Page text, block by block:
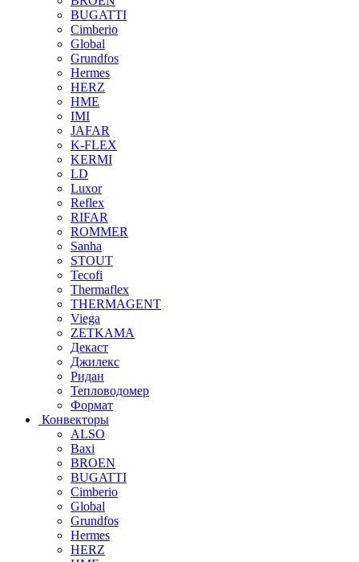
BUGATTI
Cimberio
Global
Grundfos
Hermes
HERZ
HME
IMI
JAFAR
K-FLEX
KERMI
LD
Luxor
Reflex
RIFAR
ROMMER
Sanha
STOUT
Tecofi
Thermaflex
THERMAGENT
Viega
ZETKAMA
Декаст
Джилекс
Ридан
Тепловодомер
Формат
Конвекторы
ALSO
Baxi
BROEN
BUGATTI
Cimberio
Global
Grundfos
Hermes
HERZ